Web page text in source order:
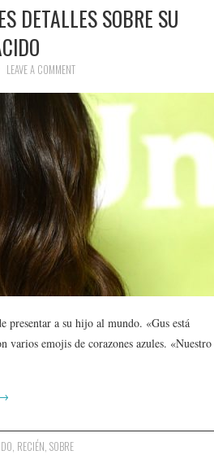
DETALLES SOBRE SU
LEAVE A COMMENT
presentar a su hijo al mundo. «Gus está
varios emojis de corazones azules. «Nuestro
, RECIÉN,SOBRE